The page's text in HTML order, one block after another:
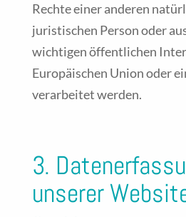
Rechte einer anderen
juristischen Person oder
wichtigen öffentlichen
Europäischen Union oder
verarbeitet werden.
3.
unserer